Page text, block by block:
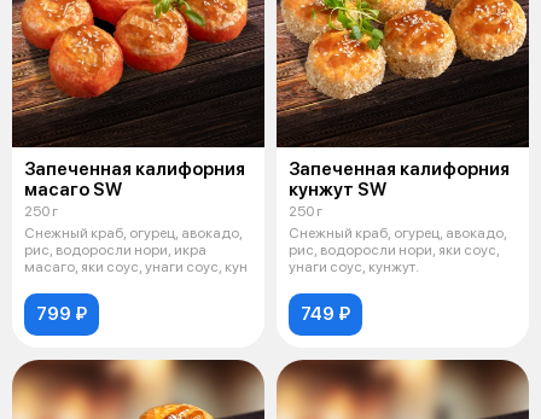
Запеченная калифорния
масаго SW
250 г
Снежный краб, огурец, авокадо,
рис, водоросли нори, икра
масаго, яки соус, унаги соус, кун
799 ₽
Запеченная калифорния
кунжут SW
250 г
Снежный краб, огурец, авокадо,
рис, водоросли нори, яки соус,
унаги соус, кунжут.
749 ₽